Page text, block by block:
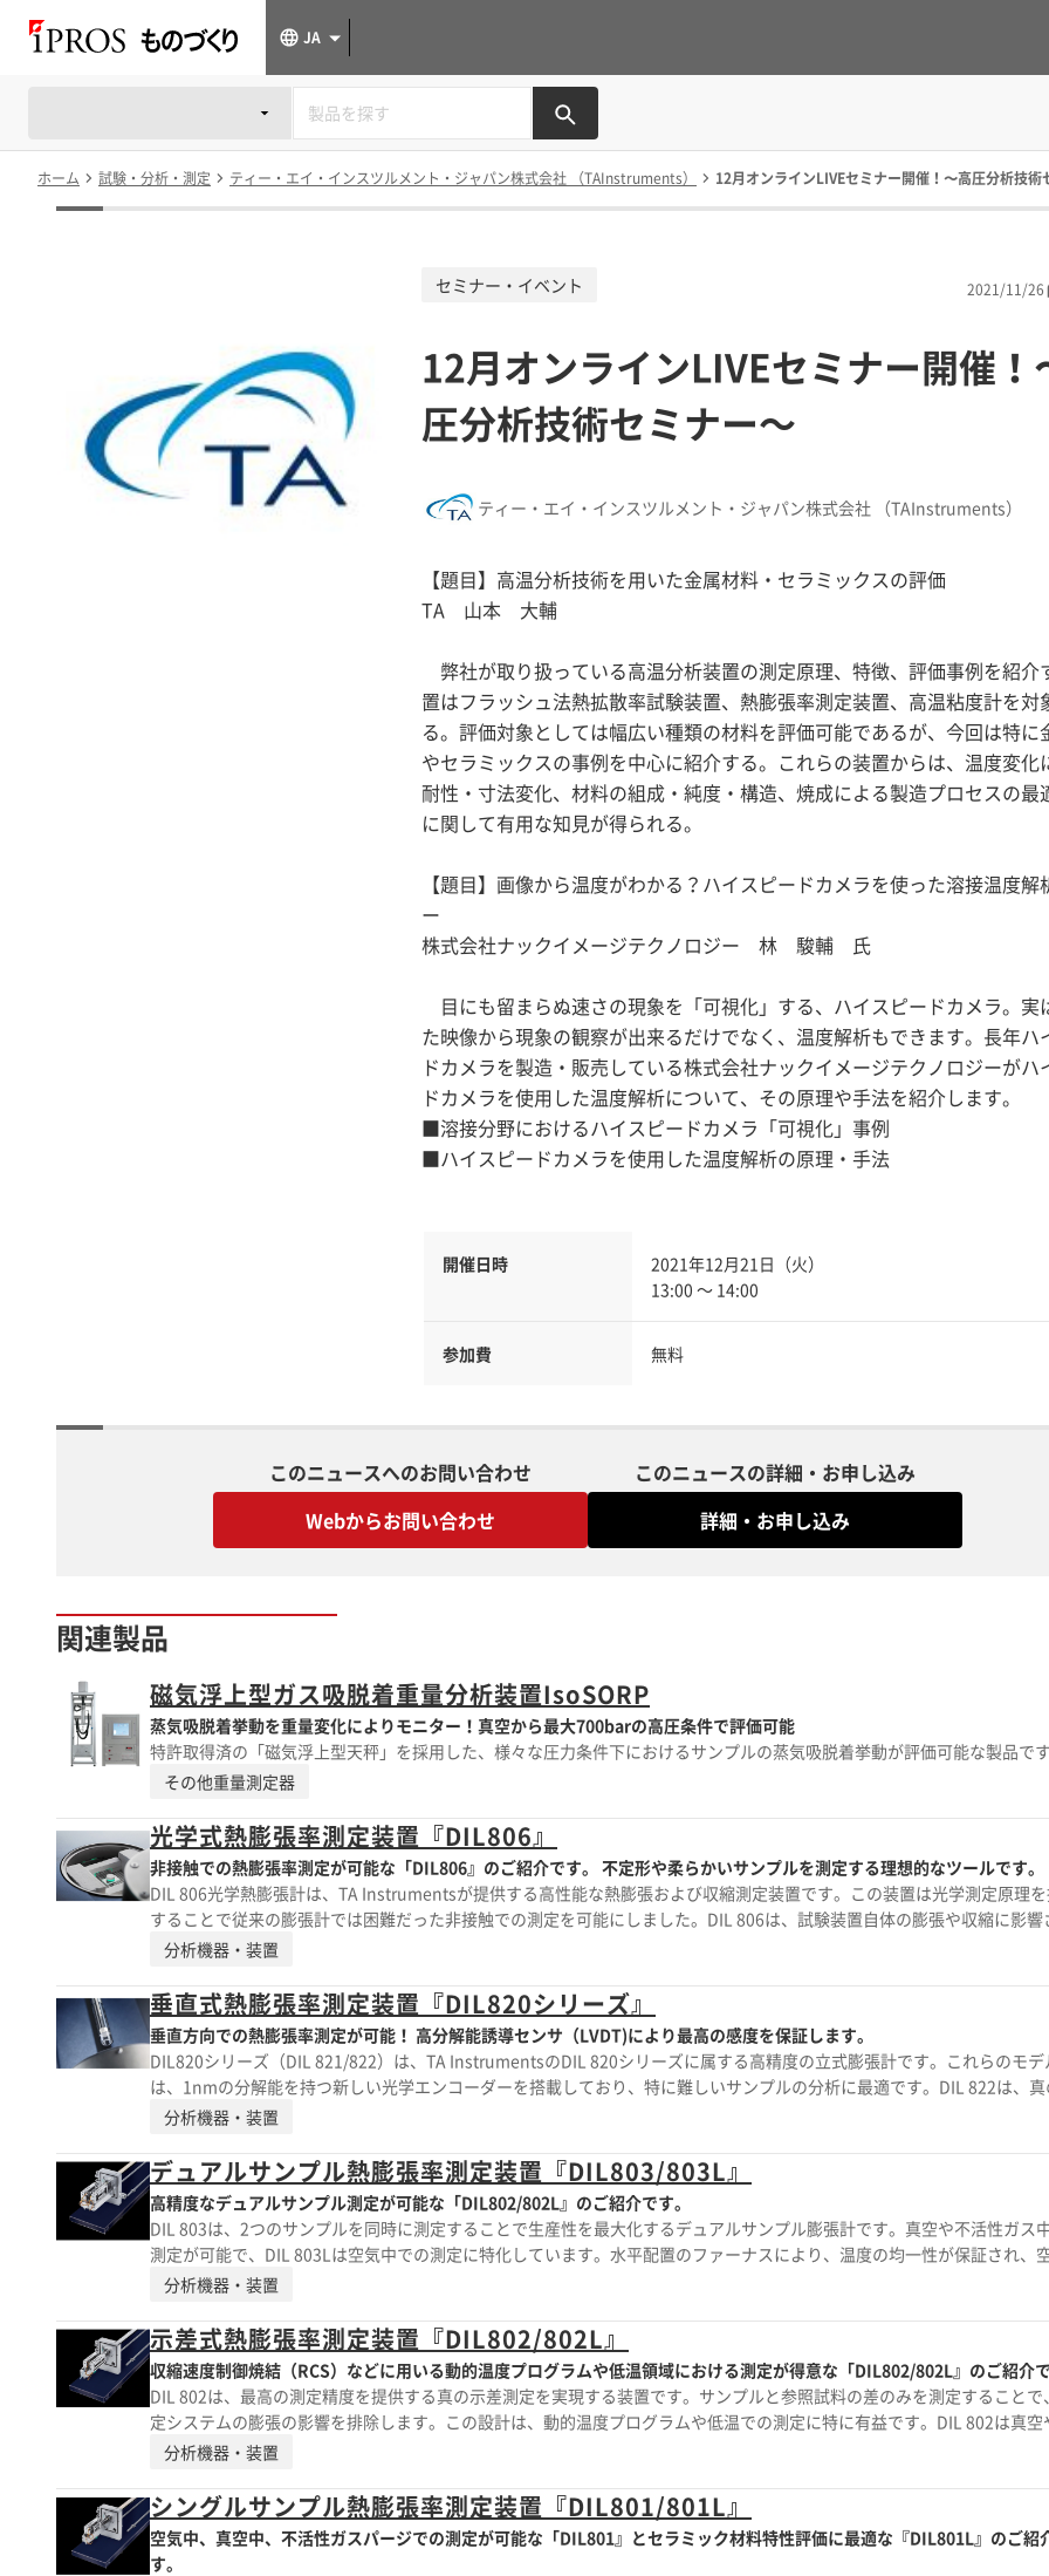
JA
ホーム 試験・分析・測定 ティー・エイ・インスツルメント・ジャパン株式会社 （TAInstruments） 12月オンラインLIVEセミナー開催！〜高圧分析技術
セミナー・イベント 2021/11/26
12月オンラインLIVEセミナー開催！
圧分析技術セミナー～
ティー・エイ・インスツルメント・ジャパン株式会社 （TAInstruments）
【題目】高温分析技術を用いた金属材料・セラミックスの評価
TA 山本 大輔
弊社が取り扱っている高温分析装置の測定原理、特徴、評価事例を紹介
置はフラッシュ法熱拡散率試験装置、熱膨張率測定装置、高温粘度計を対
る。評価対象としては幅広い種類の材料を評価可能であるが、今回は特に
やセラミックスの事例を中心に紹介する。これらの装置からは、温度変化
耐性・寸法変化、材料の組成・純度・構造、焼成による製造プロセスの最
に関して有用な知見が得られる。
【題目】画像から温度がわかる？ハイスピードカメラを使った溶接温度解
ー
株式会社ナックイメージテクノロジー 林 駿輔 氏
目にも留まらぬ速さの現象を「可視化」する、ハイスピードカメラ。実
た映像から現象の観察が出来るだけでなく、温度解析もできます。長年ハ
ドカメラを製造・販売している株式会社ナックイメージテクノロジーがハ
ドカメラを使用した温度解析について、その原理や手法を紹介します。
■溶接分野におけるハイスピードカメラ「可視化」事例
■ハイスピードカメラを使用した温度解析の原理・手法
開催日時
2021年12月21日（火）
13:00 ～ 14:00
参加費 無料
このニュースへのお問い合わせ
Webからお問い合わせ
このニュースの詳細・お申し込み
詳細・お申し込み
関連製品
磁気浮上型ガス吸脱着重量分析装置IsoSORP
蒸気吸脱着挙動を重量変化によりモニター！真空から最大700barの高圧条件で評価可能
特許取得済の「磁気浮上型天秤」を採用した、様々な圧力条件下におけるサンプルの蒸気吸脱着挙動が評価可能な製品で
その他重量測定器
光学式熱膨張率測定装置『DIL806』
非接触での熱膨張率測定が可能な「DIL806』のご紹介です。 不定形や柔らかいサンプルを測定する理想的なツールです。
DIL 806光学熱膨張計は、TA Instrumentsが提供する高性能な熱膨張および収縮測定装置です。この装置は光学測定原理
することで従来の膨張計では困難だった非接触での測定を可能にしました。DIL 806は、試験装置自体の膨張や収縮に影響
ない絶対的な測定プロセスを使用しているため、異なる温度プログラムに対して測定結果を補正する必要がありません。 この装
ッジ検出プロセッサーがこの信号を評価し、温度変化に伴うサンプルの寸法変化を正確かつ高感度で測定します。 DIL 806は、
金属やプラスチックなどの材料の測定に最適で、薄いサンプルも専用のサンプルホルダーで容易に分析できます。ファー
最大100°C/分の急速加熱と、1400°Cから50°Cへの10分以下の急速冷却が可能です。これにより、動的プロセスの分析や
温度ステップを含む試験が効率的に行えます。
分析機器・装置
垂直式熱膨張率測定装置『DIL820シリーズ』
垂直方向での熱膨張率測定が可能！ 高分解能誘導センサ（LVDT)により最高の感度を保証します。
DIL820シリーズ（DIL 821/822）は、TA InstrumentsのDIL 820シリーズに属する高精度の立式膨張計です。これらのモデ
は、1nmの分解能を持つ新しい光学エンコーダーを搭載しており、特に難しいサンプルの分析に最適です。DIL 822は、
動測定技術を採用しており、市場で最高の感度とCTE（熱膨張係数）の精度を提供します
分析機器・装置
デュアルサンプル熱膨張率測定装置『DIL803/803L』
高精度なデュアルサンプル測定が可能な「DIL802/802L』のご紹介です。
DIL 803は、2つのサンプルを同時に測定することで生産性を最大化するデュアルサンプル膨張計です。真空や不活性ガス
測定が可能で、DIL 803Lは空気中での測定に特化しています。水平配置のファーナスにより、温度の均一性が保証され、
対流による影響を排除します。高感度のLVDTを使用して、微小な熱膨張イベントも正確に測定します
分析機器・装置
示差式熱膨張率測定装置『DIL802/802L』
収縮速度制御焼結（RCS）などに用いる動的温度プログラムや低温領域における測定が得意な「DIL802/802L』のご紹介
DIL 802は、最高の測定精度を提供する真の示差測定を実現する装置です。サンプルと参照試料の差のみを測定することで
定システムの膨張の影響を排除します。この設計は、動的温度プログラムや低温での測定に特に有益です。DIL 802は真空
活性ガス中での測定に対応し、DIL 802Lは空気中での測定に特化しています。水平配置のファーナスにより、温度の均一
分析機器・装置
シングルサンプル熱膨張率測定装置『DIL801/801L』
空気中、真空中、不活性ガスパージでの測定が可能な「DIL801』とセラミック材料特性評価に最適な『DIL801L』のご紹
す。